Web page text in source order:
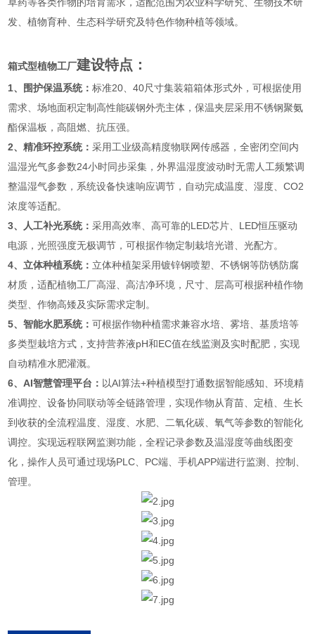
发、植物育种、生态科学研究及特色作物种植等领域。
箱式型植物工厂建设特点：
1、围护保温系统：标准20、40尺寸集装箱箱体形式外，可根据使用
需求、场地面积定制高性能碳钢外壳主体，保温夹层采用不锈钢聚氨
酯保温板，高阻燃、抗压强。
2、精准环控系统：采用工业级高精度物联网传感器，全密闭空间内
温湿光气多参数24小时同步采集，外界温湿度波动时无需人工频繁调
整温湿气参数，系统设备快速响应调节，自动完成温度、湿度、CO2
浓度等适配。
3、人工补光系统：采用高效率、高可靠的LED芯片、LED恒压驱动
电源，光照强度无极调节，可根据作物定制栽培光谱、光配方。
4、立体种植系统： 立体种植架采用镀锌钢喷塑、不锈钢等防锈防腐
材质，适配植物工厂高湿、高洁净环境，尺寸、层高可根据种植作物
类型、作物高矮及实际需求定制。
5、智能水肥系统：可根据作物种植需求兼容水培、雾培、基质培等
多类型栽培方式，支持营养液pH和EC值在线监测及实时配肥，实现
自动精准水肥灌溉。
6、AI智慧管理平台： 以AI算法+种植模型打通数据智能感知、环境精
准调控、设备协同联动等全链路管理，实现作物从育苗、定植、生长
到收获的全流程温度、湿度、水肥、二氧化碳、氧气等参数的智能化
调控。实现远程联网监测功能，全程记录参数及温湿度等曲线图变
化，操作人员可通过现场PLC、PC端、手机APP端进行监测、控制、
管理。